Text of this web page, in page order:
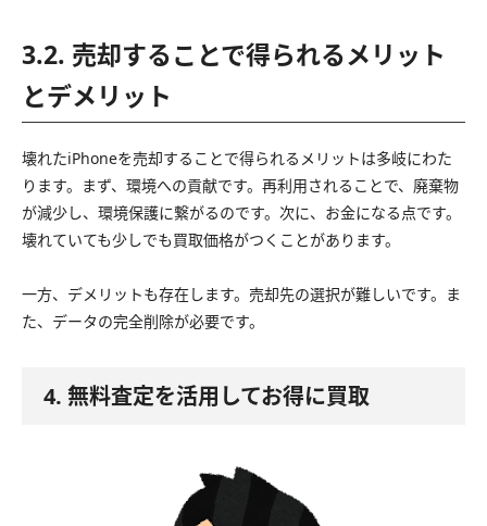
3.2. 売却することで得られるメリット
とデメリット
壊れたiPhoneを売却することで得られるメリットは多岐にわた
ります。まず、環境への貢献です。再利用されることで、廃棄物
が減少し、環境保護に繋がるのです。次に、お金になる点です。
壊れていても少しでも買取価格がつくことがあります。
一方、デメリットも存在します。売却先の選択が難しいです。ま
た、データの完全削除が必要です。
4. 無料査定を活用してお得に買取